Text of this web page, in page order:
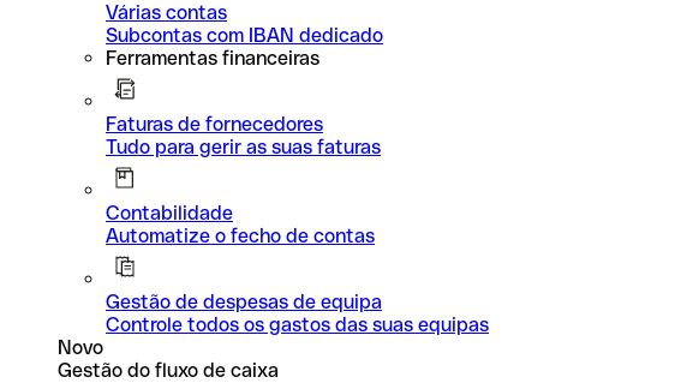
Várias contas
Subcontas com IBAN dedicado
Ferramentas financeiras
Faturas de fornecedores
Tudo para gerir as suas faturas
Contabilidade
Automatize o fecho de contas
Gestão de despesas de equipa
Controle todos os gastos das suas equipas
Novo
Gestão do fluxo de caixa